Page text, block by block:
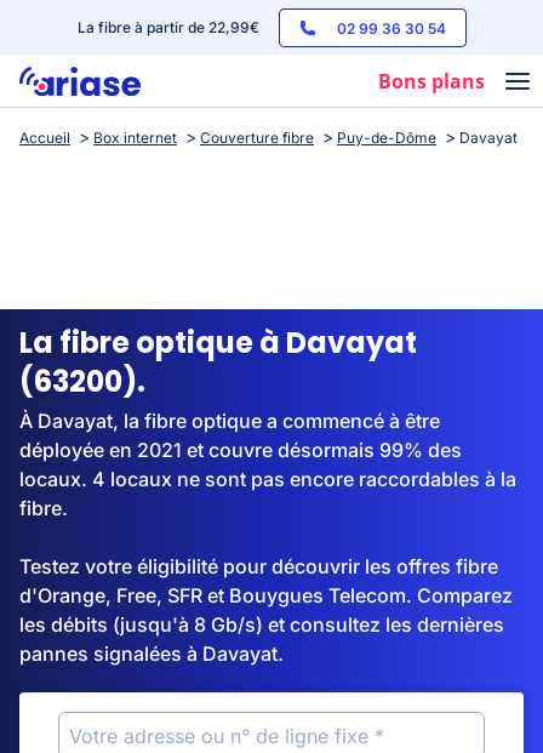
La fibre à partir de 22,99€ 02 99 36 30 54
Bons plans
Box internet
Streaming
Accueil Box internet Couverture fibre Puy-de-Dôme Davayat
La fibre optique à Davayat
(63200).
À Davayat, la fibre optique a commencé à être
déployée en 2021 et couvre désormais 99% des
locaux. 4 locaux ne sont pas encore raccordables à la
fibre.
Testez votre éligibilité pour découvrir les offres fibre
d'Orange, Free, SFR et Bouygues Telecom. Comparez
les débits (jusqu'à 8 Gb/s) et consultez les dernières
pannes signalées à Davayat.